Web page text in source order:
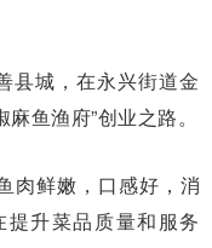
县城，在永兴街道金
鱼渔府”创业之路。
肉鲜嫩，口感好，消
升菜品质量和服务